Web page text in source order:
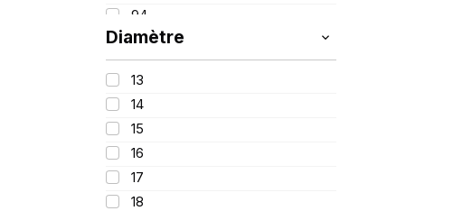
94
95
97
98
99
100
107/105
156/150
Diamètre
13
14
15
16
17
18